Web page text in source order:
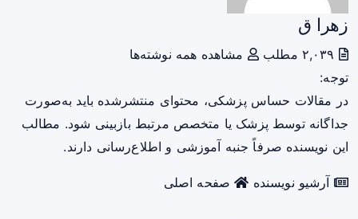
زهرا ق
مشاهده همه نوشته‌ها
توجه:
در مقالات حساس پزشکی، محتوای منتشرشده باید به‌صورت
جداگانه توسط پزشک یا متخصص مرتبط بازبینی شود. مطالب
این نویسنده صرفاً جنبه آموزشی و اطلاع‌رسانی دارند.
آرشیو نویسنده صفحه اصلی